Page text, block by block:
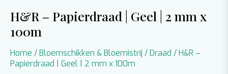
H&R – Papierdraad | Geel | 2 mm x
100m
Home /Bloemschikken & Bloemistrij /Draad / H&R –
Papierdraad | Geel | 2 mm x 100m